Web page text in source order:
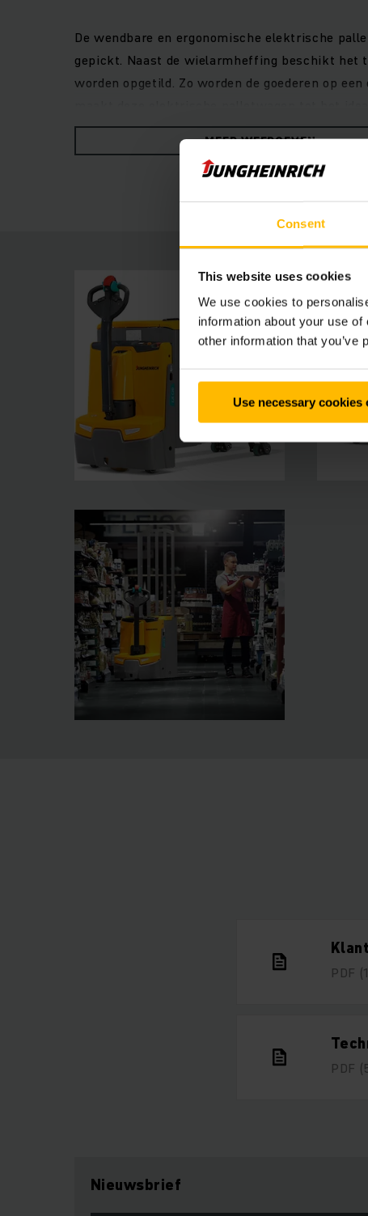
Consent
This website uses cookies
We use cookies to
information about your use
other information that you’ve
Use necessary cookies
De wendbare en ergonomische elektrische
gepickt. Naast de wielarmheffing beschikt het
worden opgetild. Zo worden de goederen op
biedt de EJE C20 een hoge snelheid en
laaggeplaatste dissel zorgt voor de nodige
manoeuvreren met rechtopstaande dissel.
MEER WEERGEVEN
PDF
PDF
Nieuwsbrief